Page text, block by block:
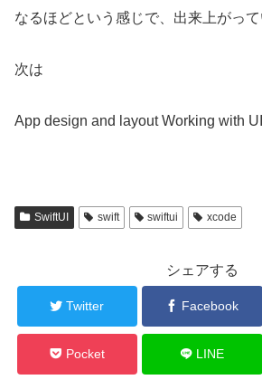
なるほどという感じで、出来上がっ
次は
App design and layout Working with
SwiftUI swift swiftui xcode
シェアする
Twitter Facebook
Pocket LINE